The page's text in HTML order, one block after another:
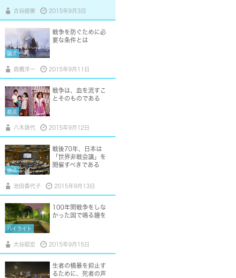
古谷経衡 2015年9月3日
論点
戦争を防ぐために必
要な条件とは
高橋洋一 2015年9月11日
視点
戦争は、血を流すこ
とそのものである
八木啓代 2015年9月12日
論点
戦後70年、日本は
「世界非戦会議」を
開催すべきである
池田香代子 2015年9月13日
ハイライト
100年間戦争をしな
かった国で鳴る鐘を
大谷昭宏 2015年9月15日
生者の横暴を抑止す
るために、死者の声